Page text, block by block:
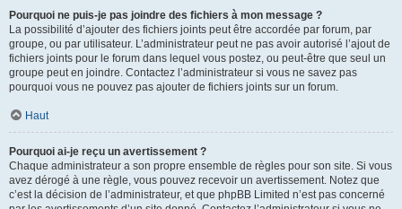
Pourquoi ne puis-je pas joindre des fichiers à mon message ?
La possibilité d’ajouter des fichiers joints peut être accordée par forum, par
groupe, ou par utilisateur. L’administrateur peut ne pas avoir autorisé l’ajout de
fichiers joints pour le forum dans lequel vous postez, ou peut-être que seul un
groupe peut en joindre. Contactez l’administrateur si vous ne savez pas
pourquoi vous ne pouvez pas ajouter de fichiers joints sur un forum.
Haut
Pourquoi ai-je reçu un avertissement ?
Chaque administrateur a son propre ensemble de règles pour son site. Si vous
avez dérogé à une règle, vous pouvez recevoir un avertissement. Notez que
c’est la décision de l’administrateur, et que phpBB Limited n’est pas concerné